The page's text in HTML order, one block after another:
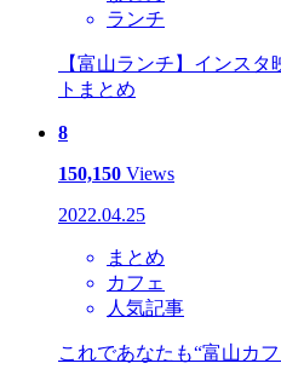
ランチ
【富山ランチ】インス
トまとめ
8
150,150 Views
2022.04.25
まとめ
カフェ
人気記事
これであなたも“富山カ